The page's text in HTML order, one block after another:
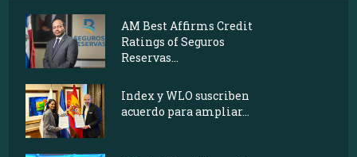
AM Best Affirms Credit
Ratings of Seguros
Reservas...
Index y WLO suscriben
acuerdo para ampliar...